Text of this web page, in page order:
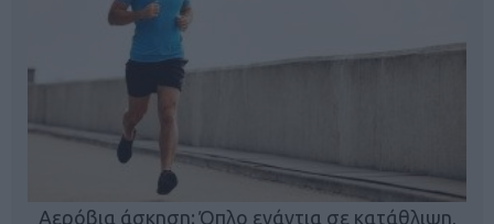
Αερόβια άσκηση: Όπλο ενάντια σε κατάθλιψη,